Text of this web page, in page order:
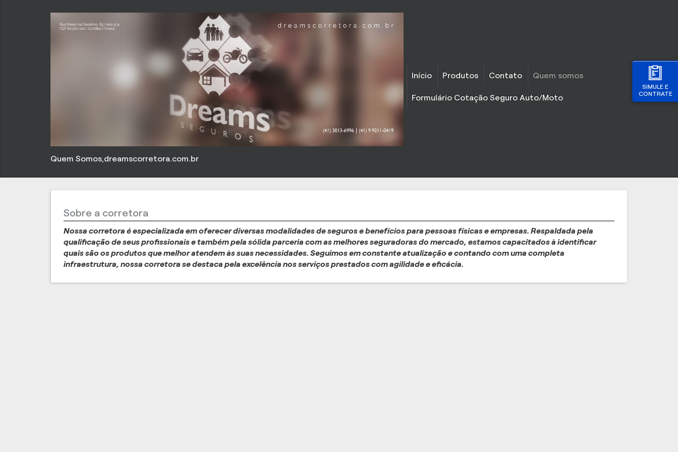
SIMULE E
CONTRATE
Quem Somos,dreamscorretora.com.br
Início Produtos Contato Quem somos
Formulário Cotação Seguro Auto/Moto
Sobre a corretora
Nossa corretora é especializada em oferecer diversas modalidades de seguros e benefícios para pessoas físicas e empresas. Respaldada pela
qualificação de seus profissionais e também pela sólida parceria com as melhores seguradoras do mercado, estamos capacitados à identificar
quais são os produtos que melhor atendem às suas necessidades. Seguimos em constante atualização e contando com uma completa
infraestrutura, nossa corretora se destaca pela excelência nos serviços prestados com agilidade e eficácia.